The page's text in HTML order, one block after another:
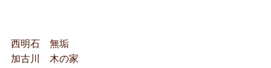
西明石 無垢
加古川 木の家